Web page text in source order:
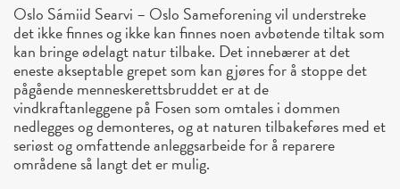
Oslo Sámiid Searvi – Oslo Sameforening vil understreke
det ikke finnes og ikke kan finnes noen avbøtende tiltak som
kan bringe ødelagt natur tilbake. Det innebærer at det
eneste akseptable grepet som kan gjøres for å stoppe det
pågående menneskerettsbruddet er at de
vindkraftanleggene på Fosen som omtales i dommen
nedlegges og demonteres, og at naturen tilbakeføres med et
seriøst og omfattende anleggsarbeide for å reparere
områdene så langt det er mulig.